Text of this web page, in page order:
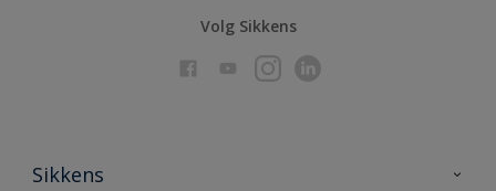
Volg Sikkens
Sikkens